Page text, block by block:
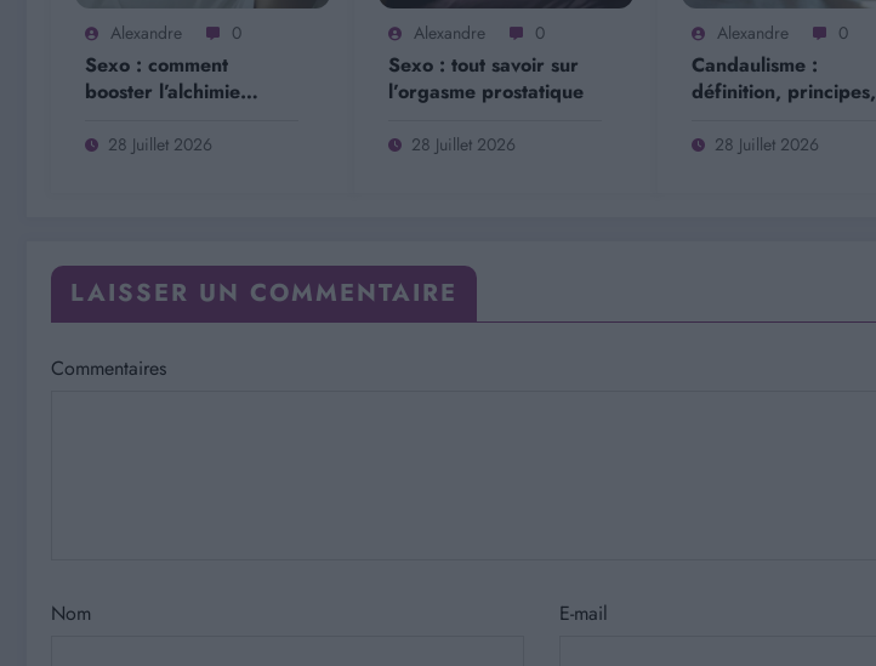
Alexandre 0
Sexo : comment
booster l’alchimie
couple ?
28 Juillet 2026
Alexandre 0
Sexo : tout savoir sur
l’orgasme prostatique
28 Juillet 2026
Alexandre 0
Candaulisme :
définition, principes,
28 Juillet 2026
LAISSER UN COMMENTAIRE
Commentaires
Nom E-mail